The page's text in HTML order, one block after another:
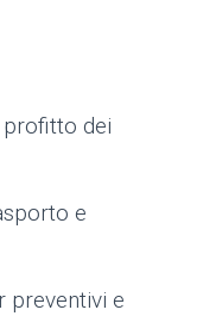
profitto dei
e
preventivi e